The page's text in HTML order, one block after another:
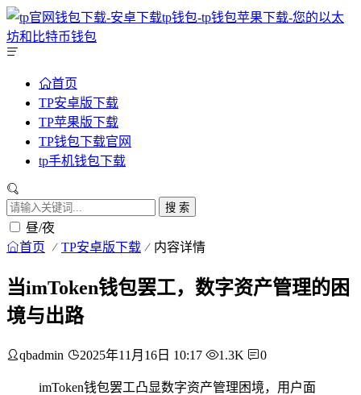
首页
TP安卓版下载
TP苹果版下载
TP钱包下载官网
tp手机钱包下载
搜 索
昼/夜
首页 TP安卓版下载 内容详情
当imToken钱包罢工，数字资产管理的困
境与出路
qbadmin 2025年11月16日 10:17 1.3K 0
imToken钱包罢工凸显数字资产管理困境，用户面